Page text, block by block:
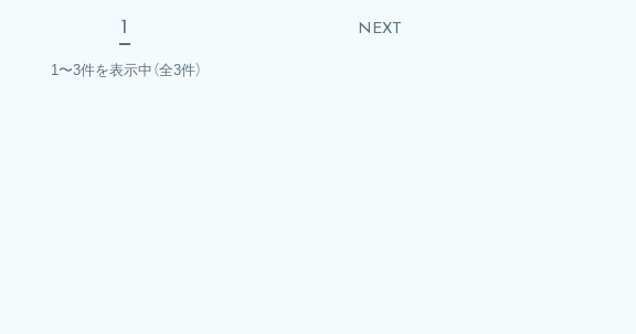
1 NEXT
1〜3件を表示中 （全3件）